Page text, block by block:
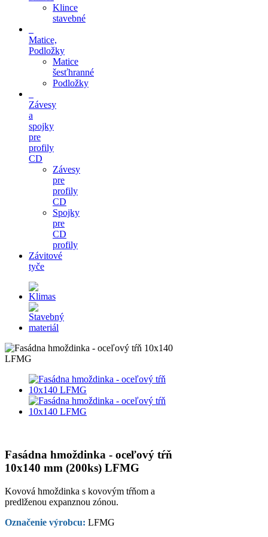
Klince
stavebné
Matice,
Podložky
Matice
šesťhranné
Podložky
Závesy
a
spojky
pre
profily
CD
Závesy
pre
profily
CD
Spojky
pre
CD
profily
Závitové
tyče
Fasádna hmoždinka - oceľový tŕň
10x140 mm (200ks) LFMG
Kovová hmoždinka s kovovým tŕňom a
predlženou expanznou zónou.
Označenie výrobcu: LFMG